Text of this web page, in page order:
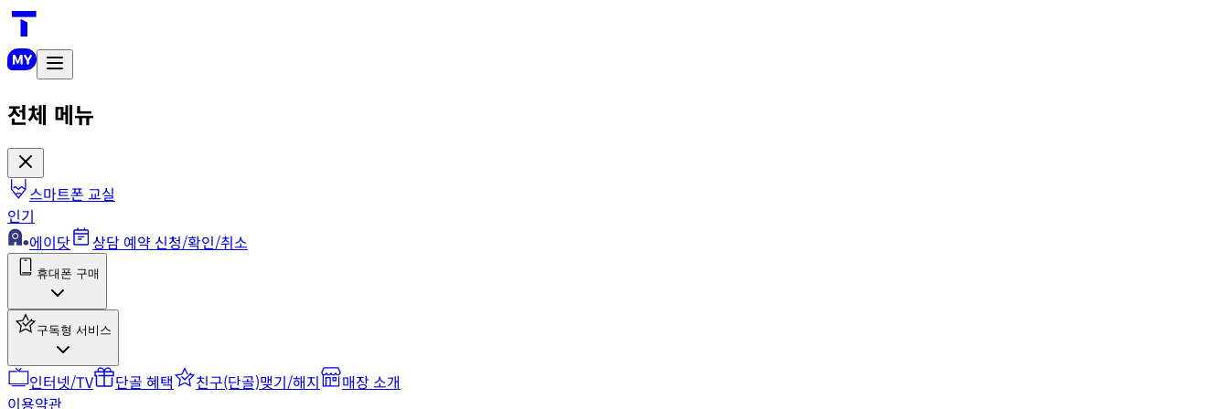
전체 메뉴
스마트폰 교실
인기
에이닷
상담 예약 신청/확인/취소
휴대폰 구매
구독형 서비스
인터넷/TV 단골 혜택 친구(단골)맺기/해지
매장 소개
이용약관